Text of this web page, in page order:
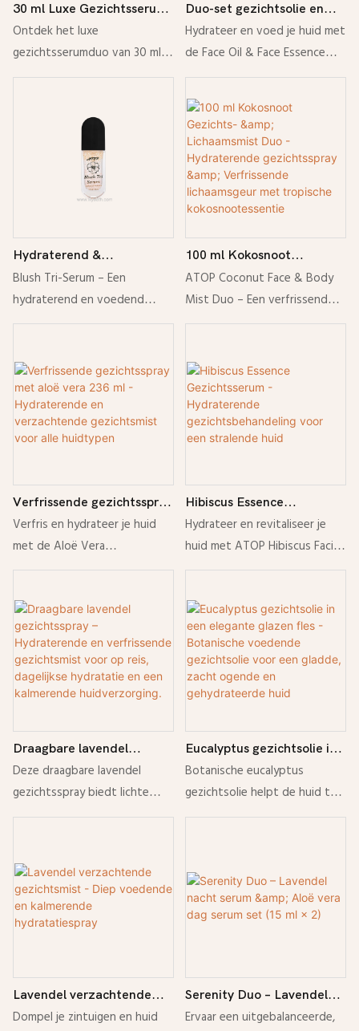
30 ml Luxe Gezichtsserum
Duo - Dubbelkleurig
Parelserum & Luxe
Ontdek het luxe
gezichtsserumduo van 30 ml
met Double Color Pearl Serum
Hydrateert, voedt en zorgt
voor een gladdere, stralende
Duo-set gezichtsolie en
gezichtsessence - 30 ml.
Botanische
stralende huid.
Hydrateer en voed je huid met
de Face Oil & Face Essence
Duo Set. Verkrijgbaar in de
botanische geuren aardbei,
lavendel, kamille, citroen en
pioenroos voor een stralende,
gezond uitziende huid.
Hydraterend &
Vochtinbrengend Blush Tri-
Serum - Perzikbloesem
Blush Tri-Serum – Een
hydraterend en voedend
gezichtsserum verrijkt met
snel absorberende formule die
de huid voller maakt, verzacht
en een natuurlijke glans geeft.
Ideaal voor de dagelijkse
100 ml Kokosnoot
Gezichts- & Lichaamsmist
Duo - Hydraterende
kokosnootessentie
ATOP Coconut Face & Body
Mist Duo – Een verfrissend
tropisch duo. De milde
bereidt de huid voor; de lichte
body mist zorgt voor een
subtiele kokosgeur. Perfect
voor een stralende huid, elke
Verfrissende gezichtsspray
met aloë vera 236 ml -
Hydraterende en
Verfris en hydrateer je huid
met de Aloë Vera
gezichtsspray. Deze lichte
hydrateert en revitaliseert alle
huidtypen, altijd en overal.
Hibiscus Essence
Gezichtsserum -
Hydraterende
Hydrateer en revitaliseer je
huid met ATOP Hibiscus Facial
Serum. Deze lichte
ervoor dat je huid glad, zacht
en stralend wordt.
Draagbare lavendel
gezichtsspray –
Hydraterende en
kalmerende
huidverzorging.
Deze draagbare lavendel
gezichtsspray biedt lichte
hydratatie en verfrissende
Eucalyptus gezichtsolie in
een elegante glazen fles -
Botanische voedende
Botanische eucalyptus
gezichtsolie helpt de huid te
voeden, hydrateren en
hydratatie.
Lavendel verzachtende
gezichtsmist - Diep
Dompel je zintuigen en huid
Serenity Duo – Lavendel
nacht serum & Aloë vera
Ervaar een uitgebalanceerde,